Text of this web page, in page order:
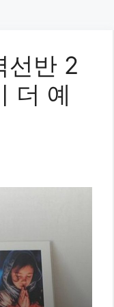
선반 2
더 예